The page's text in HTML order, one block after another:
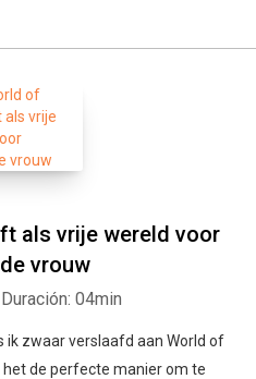
als vrije wereld voor
vrouw
Duración: 04min
ik zwaar verslaafd aan World of
de perfecte manier om te